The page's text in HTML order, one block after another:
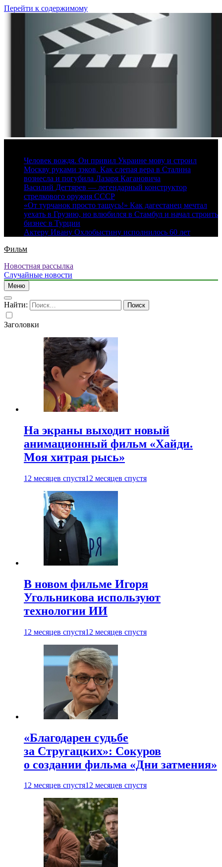
Перейти к содержимому
Человек вождя. Он привил Украине мову и строил
Москву руками зэков. Как слепая вера в Сталина
вознесла и погубила Лазаря Кагановича
Василий Дегтярев — легендарный конструктор
стрелкового оружия СССР
«От турчанок просто тащусь!» Как дагестанец мечтал
уехать в Грузию, но влюбился в Стамбул и начал строить
бизнес в Турции
Актеру Ивану Охлобыстину исполнилось 60 лет
Фильм
Новостная рассылка
Случайные новости
Меню
Найти:
Заголовки
На экраны выходит новый
анимационный фильм «Хайди.
Моя хитрая рысь»
12 месяцев спустя12 месяцев спустя
В новом фильме Игоря
Угольникова используют
технологии ИИ
12 месяцев спустя12 месяцев спустя
«Благодарен судьбе
за Стругацких»: Сокуров
о создании фильма «Дни затмения»
12 месяцев спустя12 месяцев спустя